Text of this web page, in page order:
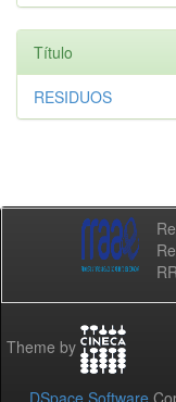
Título
RESIDUOS
Theme by
DSpace Software